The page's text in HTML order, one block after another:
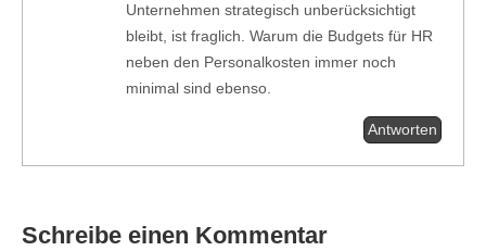
Unternehmen strategisch unberücksichtigt
bleibt, ist fraglich. Warum die Budgets für HR
neben den Personalkosten immer noch
minimal sind ebenso.
Antworten
Schreibe einen Kommentar